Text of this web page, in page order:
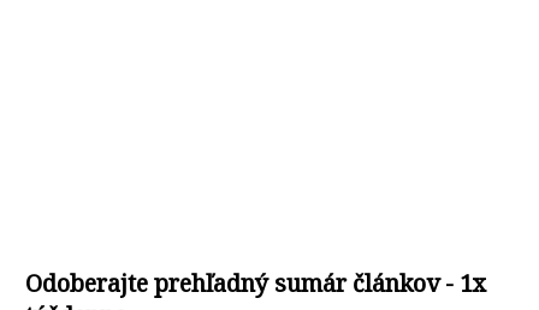
Odoberajte prehľadný sumár článkov - 1x